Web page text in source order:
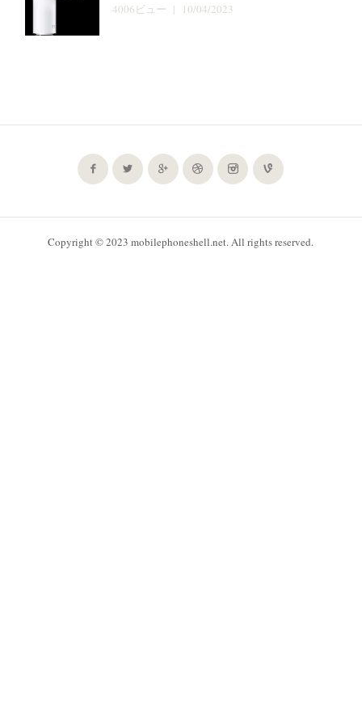
4006ビュー | 10/04/2023
Copyright © 2023 mobilephoneshell.net. All rights reserved.